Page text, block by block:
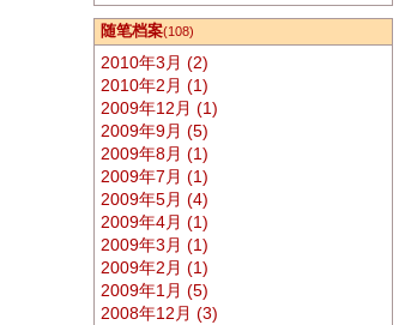
随笔档案(108)
2010年3月 (2)
2010年2月 (1)
2009年12月 (1)
2009年9月 (5)
2009年8月 (1)
2009年7月 (1)
2009年5月 (4)
2009年4月 (1)
2009年3月 (1)
2009年2月 (1)
2009年1月 (5)
2008年12月 (3)